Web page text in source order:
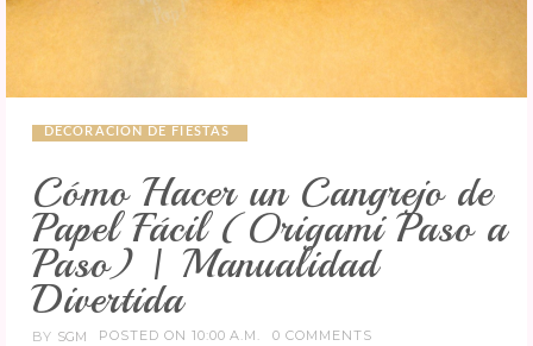
DECORACIÓN DE FIESTAS
Cómo Hacer un Cangrejo de
Papel Fácil (Origami Paso a
Paso) | Manualidad
Divertida
BY SGM POSTED ON 10:00 A.M. 0 COMMENTS